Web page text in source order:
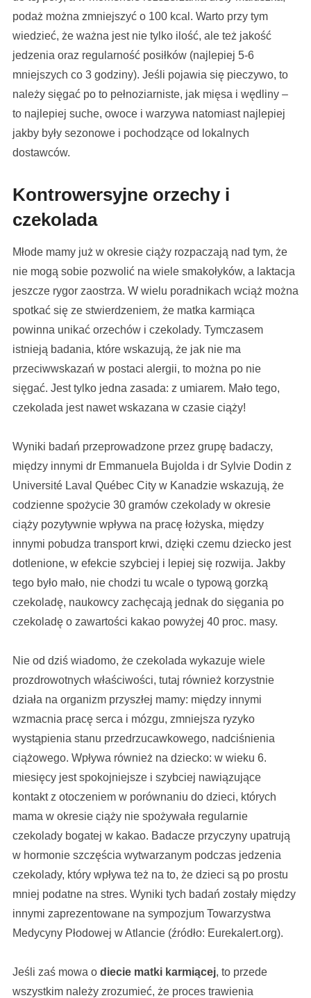
podaż można zmniejszyć o 100 kcal. Warto przy tym
wiedzieć, że ważna jest nie tylko ilość, ale też jakość
jedzenia oraz regularność posiłków (najlepiej 5-6
mniejszych co 3 godziny). Jeśli pojawia się pieczywo, to
należy sięgać po to pełnoziarniste, jak mięsa i wędliny –
to najlepiej suche, owoce i warzywa natomiast najlepiej
jakby były sezonowe i pochodzące od lokalnych
dostawców.
Kontrowersyjne orzechy i
czekolada
Młode mamy już w okresie ciąży rozpaczają nad tym, że
nie mogą sobie pozwolić na wiele smakołyków, a laktacja
jeszcze rygor zaostrza. W wielu poradnikach wciąż można
spotkać się ze stwierdzeniem, że matka karmiąca
powinna unikać orzechów i czekolady. Tymczasem
istnieją badania, które wskazują, że jak nie ma
przeciwwskazań w postaci alergii, to można po nie
sięgać. Jest tylko jedna zasada: z umiarem. Mało tego,
czekolada jest nawet wskazana w czasie ciąży!
Wyniki badań przeprowadzone przez grupę badaczy,
między innymi dr Emmanuela Bujolda i dr Sylvie Dodin z
Université Laval Québec City w Kanadzie wskazują, że
codzienne spożycie 30 gramów czekolady w okresie
ciąży pozytywnie wpływa na pracę łożyska, między
innymi pobudza transport krwi, dzięki czemu dziecko jest
dotlenione, w efekcie szybciej i lepiej się rozwija. Jakby
tego było mało, nie chodzi tu wcale o typową gorzką
czekoladę, naukowcy zachęcają jednak do sięgania po
czekoladę o zawartości kakao powyżej 40 proc. masy.
Nie od dziś wiadomo, że czekolada wykazuje wiele
prozdrowotnych właściwości, tutaj również korzystnie
działa na organizm przyszłej mamy: między innymi
wzmacnia pracę serca i mózgu, zmniejsza ryzyko
wystąpienia stanu przedrzucawkowego, nadciśnienia
ciążowego. Wpływa również na dziecko: w wieku 6.
miesięcy jest spokojniejsze i szybciej nawiązujące
kontakt z otoczeniem w porównaniu do dzieci, których
mama w okresie ciąży nie spożywała regularnie
czekolady bogatej w kakao. Badacze przyczyny upatrują
w hormonie szczęścia wytwarzanym podczas jedzenia
czekolady, który wpływa też na to, że dzieci są po prostu
mniej podatne na stres. Wyniki tych badań zostały między
innymi zaprezentowane na sympozjum Towarzystwa
Medycyny Płodowej w Atlancie (źródło: Eurekalert.org).
Jeśli zaś mowa o diecie matki karmiącej, to przede
wszystkim należy zrozumieć, że proces trawienia